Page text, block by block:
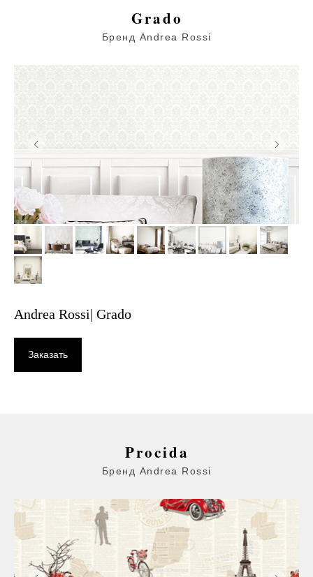
Grado
Бренд Andrea Rossi
Andrea Rossi| Grado
Заказать
Procida
Бренд Andrea Rossi